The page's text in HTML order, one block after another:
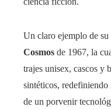
Un claro ejemplo de su
Cosmos de 1967, la
trajes unisex, cascos y
sintéticos,
de un porvenir